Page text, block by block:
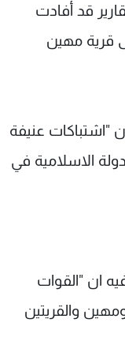
قد أفادت
قرية مهين
"اشتباكات عنيفة
الاسلامية في
ان "القوات
والقريتين